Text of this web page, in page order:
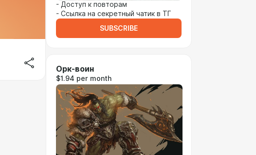
- Доступ к повторам
- Ссылка на секретный чатик в ТГ
SUBSCRIBE
Орк-воин
$1.94 per month